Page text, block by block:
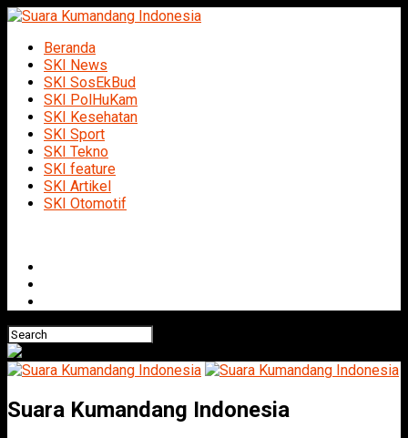
Beranda
SKI News
SKI SosEkBud
SKI PolHuKam
SKI Kesehatan
SKI Sport
SKI Tekno
SKI feature
SKI Artikel
SKI Otomotif
Suara Kumandang Indonesia